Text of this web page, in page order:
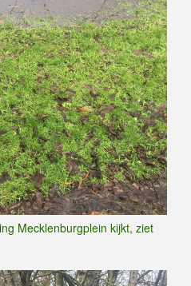
Mecklenburgplein kijkt, ziet